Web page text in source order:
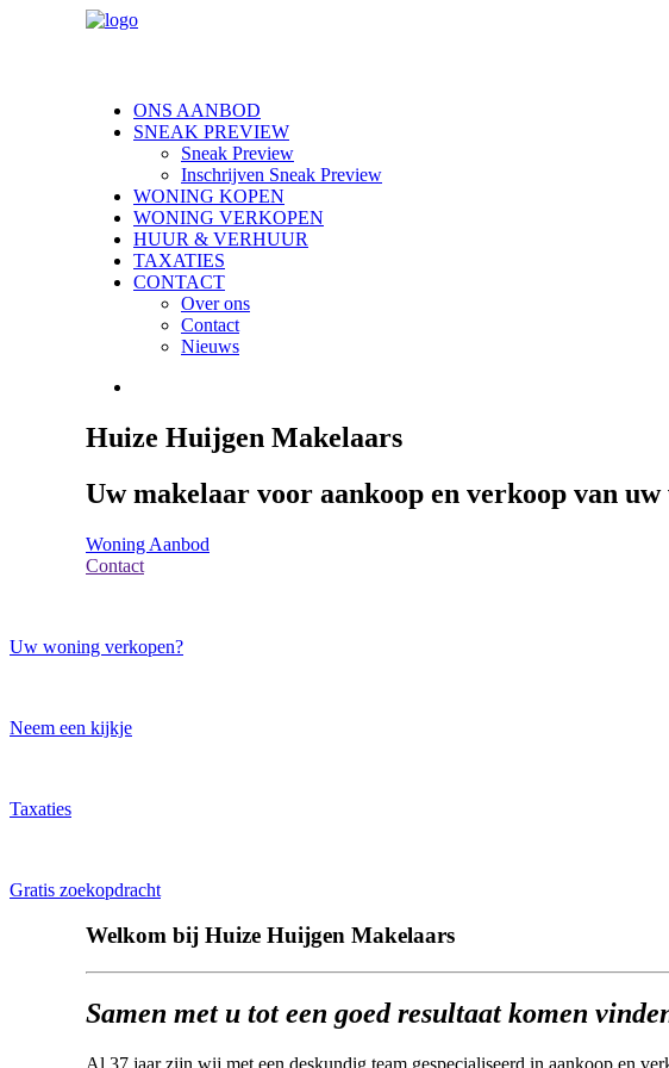
ONS AANBOD
SNEAK PREVIEW
Sneak Preview
Inschrijven Sneak Preview
WONING KOPEN
WONING VERKOPEN
HUUR & VERHUUR
TAXATIES
CONTACT
Over ons
Contact
Nieuws
Huize Huijgen Makelaars
Uw makelaar voor aankoop en verkoop van uw
Woning Aanbod
Contact
Uw woning verkopen?
Neem een kijkje
Taxaties
Gratis zoekopdracht
Welkom bij Huize Huijgen Makelaars
Samen met u tot een goed resultaat komen
Al 37 jaar zijn wij met een deskundig team gespecialiseerd in aankoop en